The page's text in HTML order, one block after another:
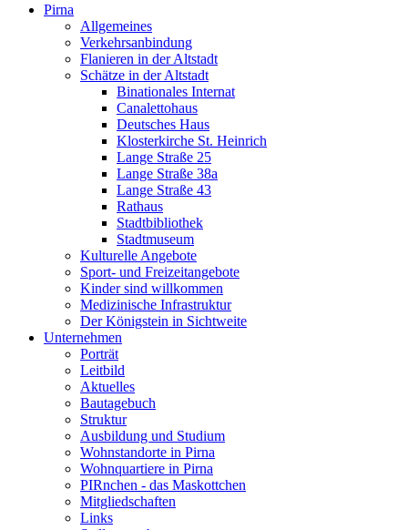
Pirna
Allgemeines
Verkehrsanbindung
Flanieren in der Altstadt
Schätze in der Altstadt
Binationales Internat
Canalettohaus
Deutsches Haus
Klosterkirche St. Heinrich
Lange Straße 25
Lange Straße 38a
Lange Straße 43
Rathaus
Stadtbibliothek
Stadtmuseum
Kulturelle Angebote
Sport- und Freizeitangebote
Kinder sind willkommen
Medizinische Infrastruktur
Der Königstein in Sichtweite
Unternehmen
Porträt
Leitbild
Aktuelles
Bautagebuch
Struktur
Ausbildung und Studium
Wohnstandorte in Pirna
Wohnquartiere in Pirna
PIRnchen - das Maskottchen
Mitgliedschaften
Links